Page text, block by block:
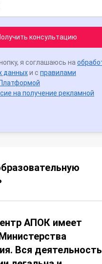
консультацию
я соглашаюсь на
данныхи с правилами
на получение рекламной
АПОК имеет
Вся деятельность